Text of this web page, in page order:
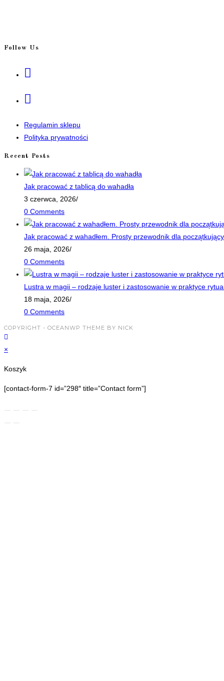
Follow Us
new
tab
Regulamin sklepu
Polityka prywatności
Recent Posts
Jak pracować z tablicą do wahadła
3 czerwca, 2026/
0 Comments
Jak pracować z wahadłem. Prosty przewodnik dla
26 maja, 2026/
0 Comments
Lustra w magii – rodzaje luster i zastosowanie w praktyce
18 maja, 2026/
0 Comments
COPYRIGHT - OCEANWP THEME BY NICK
×
Koszyk
[contact-form-7 id=”298″ title=”Contact form”]